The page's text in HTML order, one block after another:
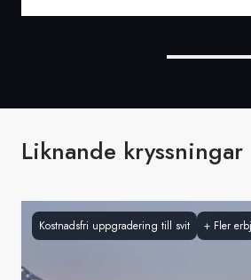
Liknande kryssningar
Kostnadsfri uppgradering till svit + Fler